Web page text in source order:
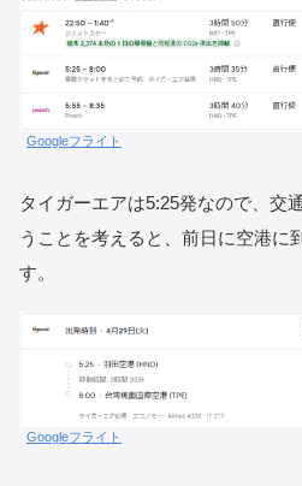
Googleフライト
タイガーエアは5:25発なので、交
うことを考えると、前日に空港に
す。
Googleフライト